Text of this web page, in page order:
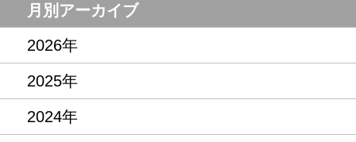
月別アーカイブ
2026年
2025年
2024年